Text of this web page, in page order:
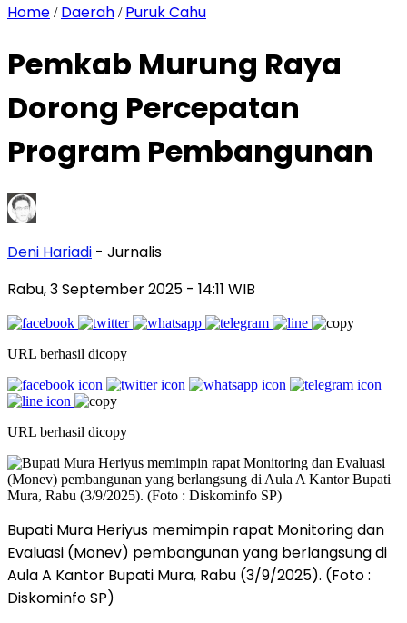
Home / Daerah / Puruk Cahu
Pemkab Murung Raya
Dorong Percepatan
Program Pembangunan
Deni Hariadi - Jurnalis
Rabu, 3 September 2025 - 14:11 WIB
URL berhasil dicopy
URL berhasil dicopy
Bupati Mura Heriyus memimpin rapat Monitoring dan
Evaluasi (Monev) pembangunan yang berlangsung di
Aula A Kantor Bupati Mura, Rabu (3/9/2025). (Foto :
Diskominfo SP)